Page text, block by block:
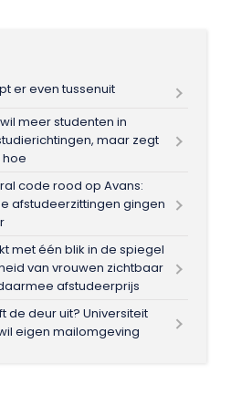
er even tussenuit
meer studenten in
maar zegt
hoe
code rood op Avans:
afstudeerzittingen gingen
met één blik in de spiegel
van vrouwen zichtbaar
afstudeerprijs
de deur uit? Universiteit
eigen mailomgeving